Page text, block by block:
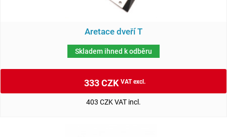
Aretace dveří T
Skladem ihned k odběru
333 CZKVAT excl.
403 CZK VAT incl.